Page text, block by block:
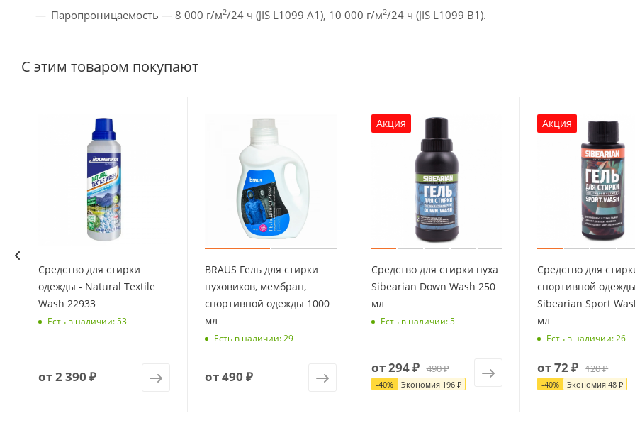
Паропроницаемость — 8 000 г/м2/24 ч (JIS L1099 A1), 10 000 г/м2/24 ч (JIS L1099 B1).
С этим товаром покупают
Средство для стирки
одежды - Natural Textile
Wash 22933
Есть в наличии: 53
от2 390 ₽
BRAUS Гель для стирки
пуховиков, мембран,
спортивной одежды 1000
мл
Есть в наличии: 29
от490 ₽
Акция
Средство для стирки пуха
Sibearian Down Wash 250
мл
Есть в наличии: 5
от294 ₽ 490 ₽
-40% Экономия 196 ₽
Акция
Средство для
спортивной одежды
Sibearian Sport
мл
Есть в наличии: 26
от72 ₽ 120 ₽
-40% Экономия48 ₽